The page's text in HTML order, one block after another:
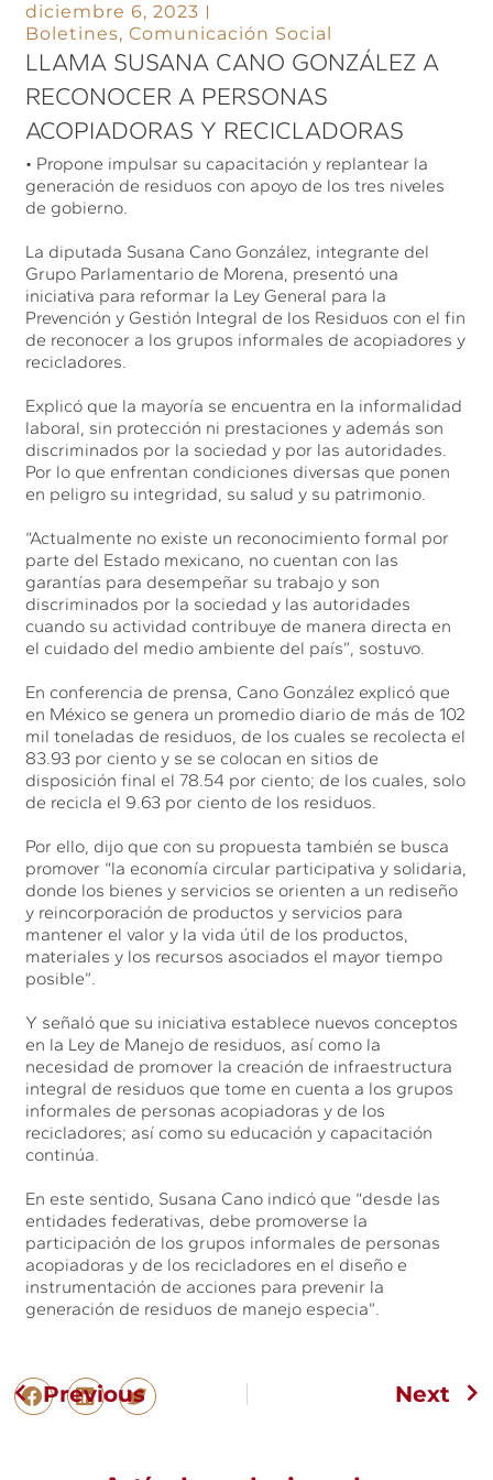
diciembre 6, 2023
Boletines,Comunicación Social
LLAMA SUSANA CANO GONZÁLEZ A
RECONOCER A PERSONAS
ACOPIADORAS Y RECICLADORAS
• Propone impulsar su capacitación y replantear la
generación de residuos con apoyo de los tres niveles
de gobierno.
La diputada Susana Cano González, integrante del
Grupo Parlamentario de Morena, presentó una
iniciativa para reformar la Ley General para la
Prevención y Gestión Integral de los Residuos con el fin
de reconocer a los grupos informales de acopiadores y
recicladores.
Explicó que la mayoría se encuentra en la informalidad
laboral, sin protección ni prestaciones y además son
discriminados por la sociedad y por las autoridades.
Por lo que enfrentan condiciones diversas que ponen
en peligro su integridad, su salud y su patrimonio.
“Actualmente no existe un reconocimiento formal por
parte del Estado mexicano, no cuentan con las
garantías para desempeñar su trabajo y son
discriminados por la sociedad y las autoridades
cuando su actividad contribuye de manera directa en
el cuidado del medio ambiente del país”, sostuvo.
En conferencia de prensa, Cano González explicó que
en México se genera un promedio diario de más de 102
mil toneladas de residuos, de los cuales se recolecta el
83.93 por ciento y se se colocan en sitios de
disposición final el 78.54 por ciento; de los cuales, solo
de recicla el 9.63 por ciento de los residuos.
Por ello, dijo que con su propuesta también se busca
promover “la economía circular participativa y solidaria,
donde los bienes y servicios se orienten a un rediseño
y reincorporación de productos y servicios para
mantener el valor y la vida útil de los productos,
materiales y los recursos asociados el mayor tiempo
posible”.
Y señaló que su iniciativa establece nuevos conceptos
en la Ley de Manejo de residuos, así como la
necesidad de promover la creación de infraestructura
integral de residuos que tome en cuenta a los grupos
informales de personas acopiadoras y de los
recicladores; así como su educación y capacitación
continúa.
En este sentido, Susana Cano indicó que “desde las
entidades federativas, debe promoverse la
participación de los grupos informales de personas
acopiadoras y de los recicladores en el diseño e
instrumentación de acciones para prevenir la
generación de residuos de manejo especia”.
Previous Next